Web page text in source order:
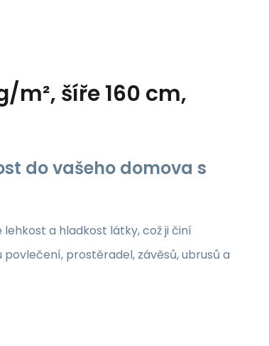
m², šíře 160 cm,
do vašeho domova s
a hladkost látky, což ji činí
prostěradel, závěsů, ubrusů a